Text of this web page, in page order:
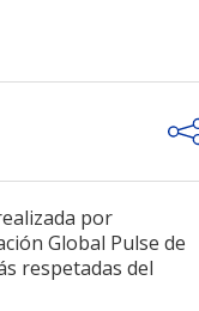
por
Global Pulse de
respetadas del